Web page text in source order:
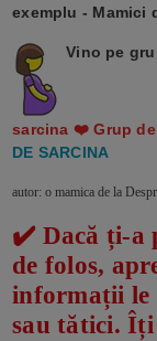
exemplu - Mamici
Vino pe
sarcina ❤️ Grup
DE SARCINA
autor: o mamica de la
✔️ Dacă ți-a
de folos,
informații le
sau tătici.